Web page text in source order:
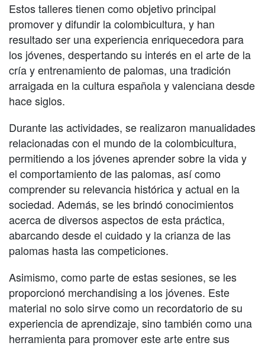
Estos talleres tienen como objetivo principal
promover y difundir la colombicultura, y han
resultado ser una experiencia enriquecedora para
los jóvenes, despertando su interés en el arte de la
cría y entrenamiento de palomas, una tradición
arraigada en la cultura española y valenciana desde
hace siglos.
Durante las actividades, se realizaron manualidades
relacionadas con el mundo de la colombicultura,
permitiendo a los jóvenes aprender sobre la vida y
el comportamiento de las palomas, así como
comprender su relevancia histórica y actual en la
sociedad. Además, se les brindó conocimientos
acerca de diversos aspectos de esta práctica,
abarcando desde el cuidado y la crianza de las
palomas hasta las competiciones.
Asimismo, como parte de estas sesiones, se les
proporcionó merchandising a los jóvenes. Este
material no solo sirve como un recordatorio de su
experiencia de aprendizaje, sino también como una
herramienta para promover este arte entre sus